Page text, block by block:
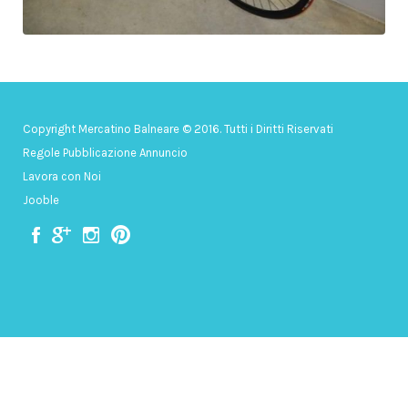
Copyright Mercatino Balneare © 2016. Tutti i Diritti Riservati
Regole Pubblicazione Annuncio
Lavora con Noi
Jooble